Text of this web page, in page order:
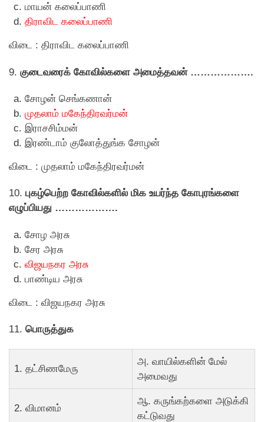
மாயன் கலைப்பாணி
திராவிட கலைப்பாணி
விடை : திராவிட கலைப்பாணி
9. குடைவரைக் கோவில்களை அமைத்தவன் ……………….
சோழன் செங்கணான்
முதலாம் மகேந்திரவர்மன்
இராசசிம்மன்
இரண்டாம் குலோத்துங்க சோழன்
விடை : முதலாம் மகேந்திரவர்மன்
10. புகழ்பெற்ற கோவில்களில் மிக உயர்ந்த கோபுரங்களை
எழுப்பியது ……………….
சோழ அரசு
சேர அரசு
விஜயநகர அரசு
பாண்டிய அரசு
விடை : விஜயநகர அரசு
11. பொருத்துக
1. தட்சிணமேரு
அ. வாயில்களின் மேல்
அமைவது
2. விமானம்
ஆ. கருங்கற்களை அடுக்கி
கட்டுவது